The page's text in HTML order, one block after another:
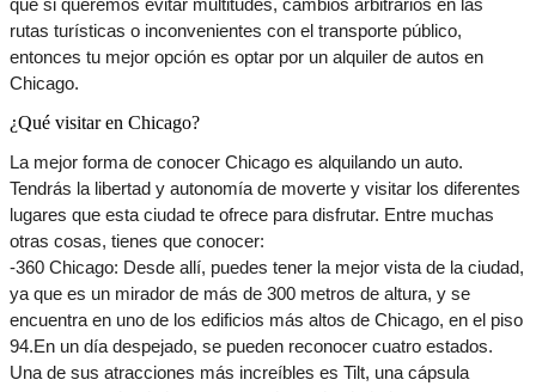
que si queremos evitar multitudes, cambios arbitrarios en las
rutas turísticas o inconvenientes con el transporte público,
entonces tu mejor opción es optar por un alquiler de autos en
Chicago.
¿Qué visitar en Chicago?
La mejor forma de conocer Chicago es alquilando un auto.
Tendrás la libertad y autonomía de moverte y visitar los diferentes
lugares que esta ciudad te ofrece para disfrutar. Entre muchas
otras cosas, tienes que conocer:
-360 Chicago: Desde allí, puedes tener la mejor vista de la ciudad,
ya que es un mirador de más de 300 metros de altura, y se
encuentra en uno de los edificios más altos de Chicago, en el piso
94.En un día despejado, se pueden reconocer cuatro estados.
Una de sus atracciones más increíbles es Tilt, una cápsula